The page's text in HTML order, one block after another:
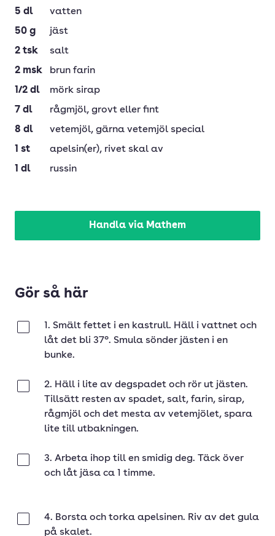
5 dl
vatten
50 g
jäst
2 tsk
salt
2 msk
brun farin
1/2 dl
mörk sirap
7 dl rågmjöl, grovt eller fint
8 dl vetemjöl, gärna vetemjöl special
1 st apelsin(er), rivet skal av
1 dl russin
Handla via Mathem
Gör så här
1. Smält fettet i en kastrull. Häll i vattnet och
låt det bli 37°. Smula sönder jästen i en
bunke.
2. Häll i lite av degspadet och rör ut jästen.
Tillsätt resten av spadet, salt, farin, sirap,
rågmjöl och det mesta av vetemjölet, spara
lite till utbakningen.
3. Arbeta ihop till en smidig deg. Täck över
och låt jäsa ca 1 timme.
4. Borsta och torka apelsinen. Riv av det gula
på skalet.